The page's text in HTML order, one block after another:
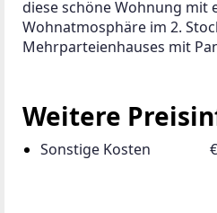
diese schöne Wohnung mit
Wohnatmosphäre im 2.
Mehrparteienhauses mit
Weitere
Sonstige Kosten